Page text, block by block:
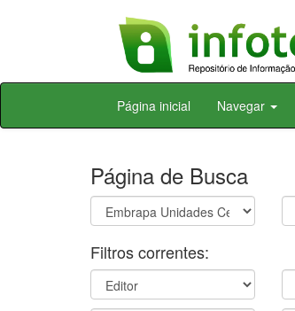
Skip
Página inicial Navegar
Página de Busca
Filtros correntes: